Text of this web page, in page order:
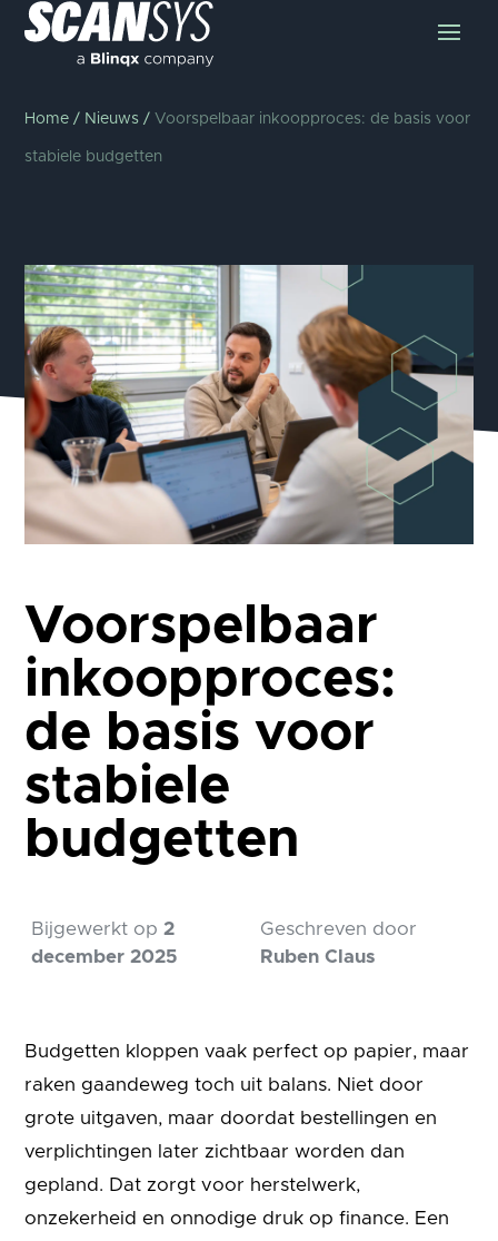
Home / Nieuws / Voorspelbaar inkoopproces: de basis voor
stabiele budgetten
Voorspelbaar
inkoopproces:
de basis voor
stabiele
budgetten
Bijgewerkt op 2
december 2025
Geschreven door
Ruben Claus
Budgetten kloppen vaak perfect op papier, maar
raken gaandeweg toch uit balans. Niet door
grote uitgaven, maar doordat bestellingen en
verplichtingen later zichtbaar worden dan
gepland. Dat zorgt voor herstelwerk,
onzekerheid en onnodige druk op finance. Een